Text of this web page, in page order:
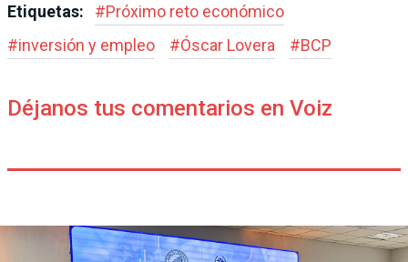
Etiquetas: #Próximo reto económico
#inversión y empleo #Óscar Lovera #BCP
Déjanos tus comentarios en Voiz